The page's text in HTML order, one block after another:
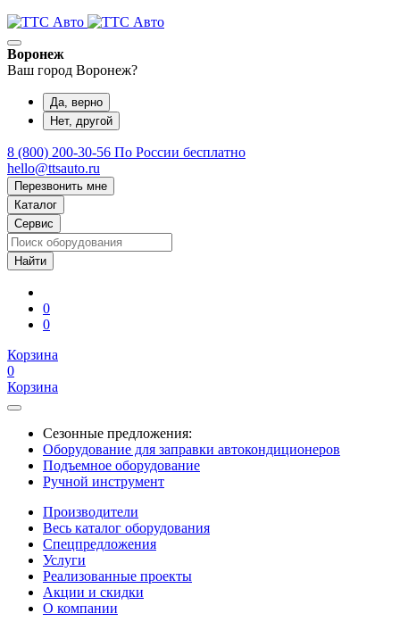
Воронеж
Ваш город Воронеж?
Да, верно
Нет, другой
8 (800) 200-30-56 По России бесплатно
hello@ttsauto.ru
Перезвонить мне
Каталог
Сервис
0
0
Корзина
0
Корзина
Сезонные предложения:
Оборудование для заправки автокондиционеров
Подъемное оборудование
Ручной инструмент
Производители
Весь каталог оборудования
Спецпредложения
Услуги
Реализованные проекты
Акции и скидки
О компании